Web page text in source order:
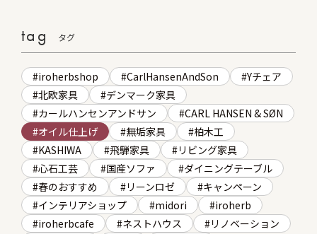
tag タグ
iroherbshop CarlHansenAndSon
Yチェア
北欧家具
デンマーク家具
カールハンセンアンドサン
CARL HANSEN & SØN
オイル仕上げ
無垢家具
柏木工
KASHIWA
飛騨家具
リビング家具
心石工芸
国産ソファ
ダイニングテーブル
春のおすすめ
リーンロゼ
キャンペーン
インテリアショップ
midori
iroherb
iroherbcafe
ネストハウス
リノベーション